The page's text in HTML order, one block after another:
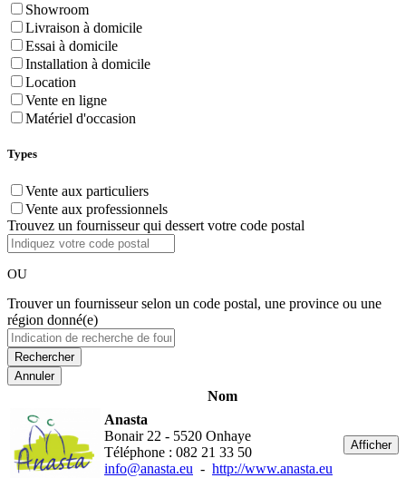
Showroom
Livraison à domicile
Essai à domicile
Installation à domicile
Location
Vente en ligne
Matériel d'occasion
Types
Vente aux particuliers
Vente aux professionnels
Trouvez un fournisseur qui dessert votre code postal
OU
Trouver un fournisseur selon un code postal, une province ou une
région donné(e)
Annuler
Nom
Anasta
Bonair 22 - 5520 Onhaye
Téléphone : 082 21 33 50
info@anasta.eu - http://www.anasta.eu
Afficher